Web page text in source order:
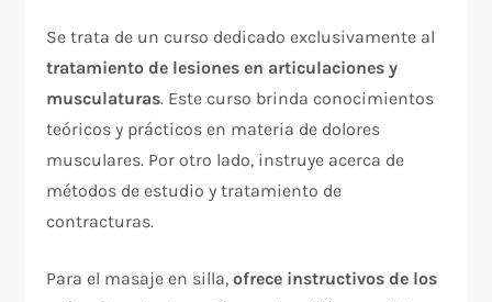
Se trata de un curso dedicado exclusivamente al
tratamiento de lesiones en articulaciones y
musculaturas. Este curso brinda conocimientos
teóricos y prácticos en materia de dolores
musculares. Por otro lado, instruye acerca de
métodos de estudio y tratamiento de
contracturas.
Para el masaje en silla,ofrece instructivos de los